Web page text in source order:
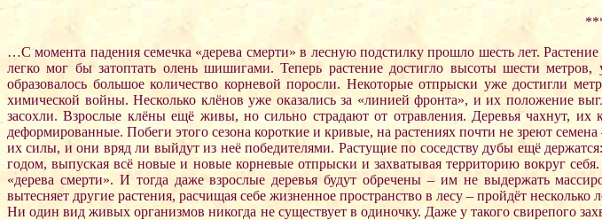
…С момента падения семечка «дерева смерти» в лесную подстилку прошло шесть лет.
легко мог бы затоптать олень шишигами. Теперь растение достигло высоты шести
образовалось большое количество корневой поросли. Некоторые отпрыски уже достигли
химической войны. Несколько клёнов уже оказались за «линией фронта», и их положение
засохли. Взрослые клёны ещё живы, но сильно страдают от отравления. Деревья чахнут,
деформированные. Побеги этого сезона короткие и кривые, на растениях почти не зреют
их силы, и они вряд ли выйдут из неё победителями. Растущие по соседству дубы ещё
годом, выпуская всё новые и новые корневые отпрыски и захватывая территорию вокруг
«дерева смерти». И тогда даже взрослые деревья будут обречены – им не выдержать
вытесняет другие растения, расчищая себе жизненное пространство в лесу – пройдёт несколько
Ни один вид живых организмов никогда не существует в одиночку. Даже у такого свирепого